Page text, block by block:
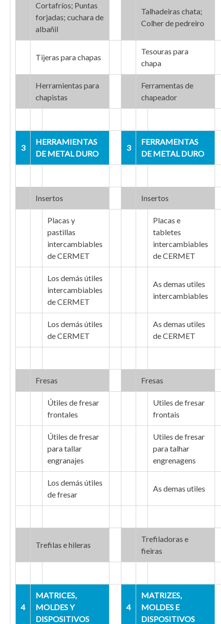
Cortafríos; Puntas
forjadas; cuchara de
albañil
Talhadeiras chata;
Colher de pedreiro
Tijeras para chapas
Tesouras para
chapa
Herramientas para
chapistas
Ferramentas de
chapeador
3
HERRAMIENTAS
DE METAL DURO
3
FERRAMENTAS
DE METAL DURO
Insertos Insertos
Placas y
pastillas
intercambiables
de CERMET
Placas e
tabletes
intercambiables
de CERMET
Los demás útiles
intercambiables
de CERMET
As demas utiles
intercambiables
Los demás útiles
de CERMET
As demas utiles
de CERMET
Fresas Fresas
Útiles de fresar
frontales
Utiles de fresar
frontais
Útiles de fresar
para tallar
engranajes
Utiles de fresar
para talhar
engrenagens
Los demás útiles
de fresar
As demas utiles
Trefilas e hileras
Trefiladoras e
fieiras
4
MATRICES,
MOLDES Y
DISPOSITIVOS
4
MATRIZES,
MOLDES E
DISPOSITIVOS